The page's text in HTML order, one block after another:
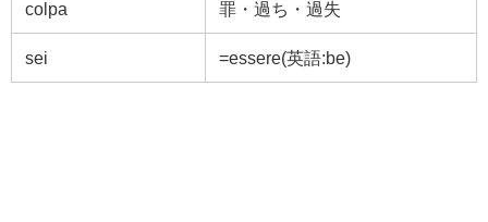
colpa 罪・過ち・過失
sei =essere(英語:be)